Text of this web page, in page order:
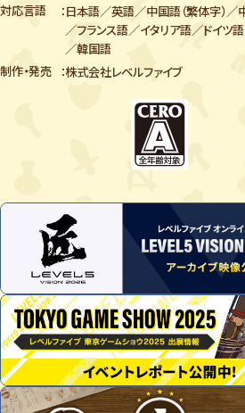
対応言語
日本語／英語／中国語（繁体字）／
／フランス語／イタリア語／ドイツ
／韓国語
制作・発売
株式会社レベルファイブ